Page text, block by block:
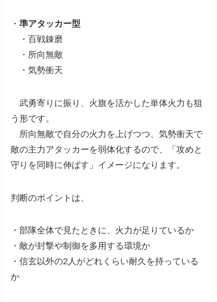
・準アタッカー型
・百戦錬磨
・所向無敵
・気勢衝天
武勇寄りに振り、火旗を活かした単体火力も狙
う形です。
所向無敵で自分の火力を上げつつ、気勢衝天で
敵の主力アタッカーを弱体化するので、「攻めと
守りを同時に伸ばす」イメージになります。
判断のポイントは、
・部隊全体で見たときに、火力が足りているか
・敵が封撃や制御を多用する環境か
・信玄以外の2人がどれくらい耐久を持っている
か